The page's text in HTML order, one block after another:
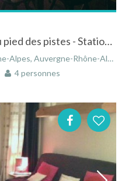
Location appartement T2 au pied des pistes - Station Le Corbier Domaine les Sybelles en Savoie
Auvergne-Rhône-Alpes, France
4 personnes